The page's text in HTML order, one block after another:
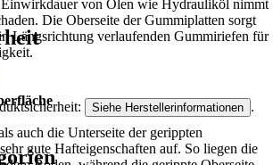
von Ölen wie Hydrauliköl nimmt
Die Oberseite der Gummiplatten sorgt
Längsrichtung verlaufenden Gummiriefen für
auch die Unterseite der gerippten
gute Hafteigenschaften auf. So liegen die
Siehe Herstellerinformationen .